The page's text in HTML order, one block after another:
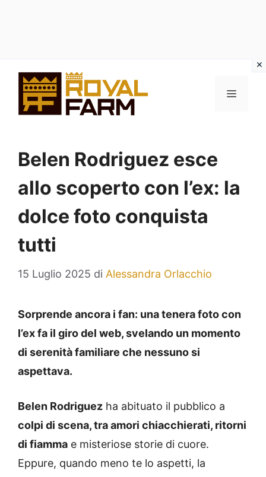
contenuto
MENU
Belen Rodriguez esce
allo scoperto con l’ex: la
dolce foto conquista
tutti
15 Luglio 2025 di Alessandra Orlacchio
Sorprende ancora i fan: una tenera foto con
l’ex fa il giro del web, svelando un momento
di serenità familiare che nessuno si
aspettava.
Belen Rodriguez ha abituato il pubblico a
colpi di scena, tra amori chiacchierati, ritorni
di fiamma e misteriose storie di cuore.
Eppure, quando meno te lo aspetti, la